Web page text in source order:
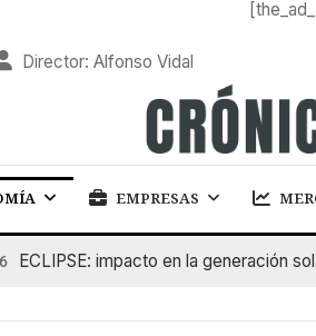
Director: Alfonso Vidal
EMPRESAS
impacto en la generación solar